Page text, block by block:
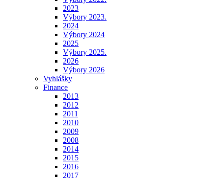
2023
Výbory 2023.
2024
Výbory 2024
2025
Výbory 2025.
2026
Výbory 2026
Vyhlášky
Finance
2013
2012
2011
2010
2009
2008
2014
2015
2016
2017